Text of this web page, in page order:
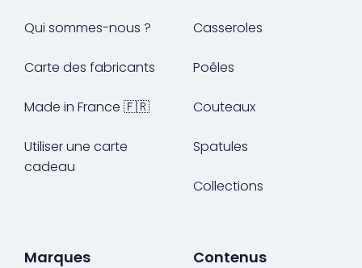
Qui sommes-nous ?
Carte des fabricants
Made in France 🇫🇷
Utiliser une carte
cadeau
Casseroles
Poêles
Couteaux
Spatules
Collections
Marques Contenus